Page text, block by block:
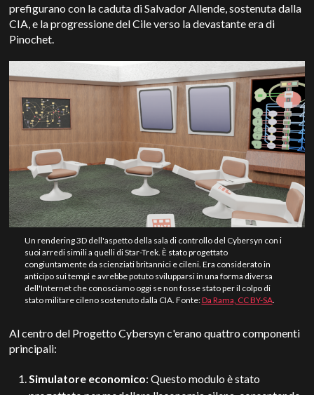
prefigurano con la caduta di Salvador Allende, sostenuta dalla
CIA, e la progressione del Cile verso la devastante era di
Pinochet.
Un rendering 3D dell'aspetto della sala di controllo del Cybersyn con i
suoi arredi simili a quelli di Star-Trek. È stato progettato
congiuntamente da scienziati britannici e cileni. Era considerato in
anticipo sui tempi e avrebbe potuto svilupparsi in una forma diversa
dell'Internet che conosciamo oggi se non fosse stato per il colpo di
stato militare cileno sostenuto dalla CIA. Fonte:Da Rama, CC BY-SA.
Al centro del Progetto Cybersyn c'erano quattro componenti
principali:
Simulatore economico: Questo modulo è stato